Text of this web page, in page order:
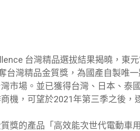
台灣精品選拔結果揭曉，東
台灣精品金質獎，為國產自製唯
市場。並已獲得台灣、日本、泰
機，可望於2021年第三季之後，
獎的產品「高效能次世代電動車